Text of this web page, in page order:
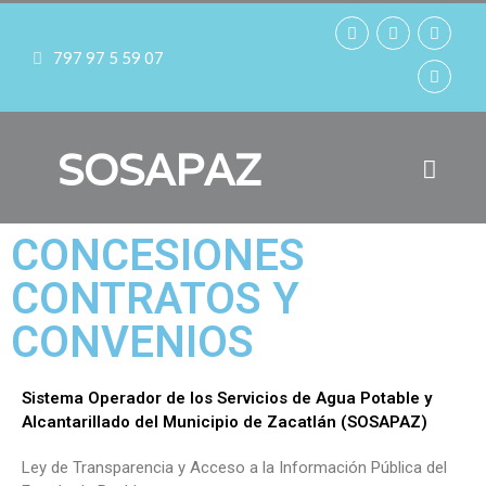
797 97 5 59 07
SOSAPAZ
CONCESIONES
CONTRATOS Y
CONVENIOS
Sistema Operador de los Servicios de Agua Potable y
Alcantarillado del Municipio de Zacatlán (SOSAPAZ)
Ley de Transparencia y Acceso a la Información Pública del